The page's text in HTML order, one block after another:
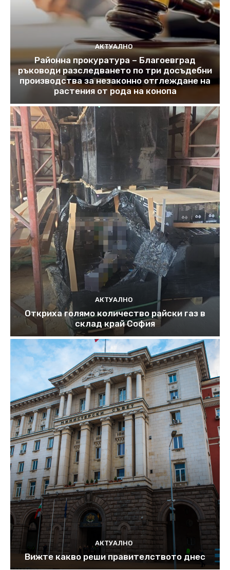
АКТУАЛНО
Районна прокуратура – Благоевград
ръководи разследването по три досъдебни
производства за незаконно отглеждане на
растения от рода на конопа
АКТУАЛНО
Откриха голямо количество райски газ в
склад край София
АКТУАЛНО
Вижте какво реши правителството днес